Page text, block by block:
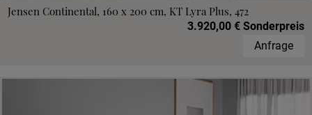
Jensen Continental, 160 x 200 cm, KT Lyra Plus, 472
3.920,00 € Sonderpreis
Anfrage